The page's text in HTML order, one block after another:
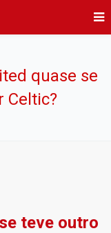
quase se
Celtic?
teve outro